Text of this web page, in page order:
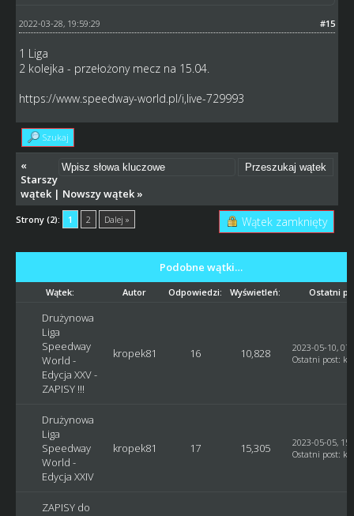
#15
2022-03-28, 19:59:29
1 Liga
2 kolejka - przełożony mecz na 15.04.
https://www.speedway-world.pl/i,live-729993
Szukaj
«
Starszy
wątek| Nowszy wątek»
Strony (2): 1 2 Dalej » Wątek zamknięty
Podobne wątki…
Wątek: Autor Odpowiedzi: Wyświetleń: Ostatni
Drużynowa
Liga
Speedway
World -
Edycja XXV -
ZAPISY !!!
kropek81 16 10,828
2023-05-10,
Ostatni post:
Drużynowa
Liga
Speedway
World -
Edycja XXIV
kropek81 17 15,305
2023-05-05,
Ostatni post:
ZAPISY do